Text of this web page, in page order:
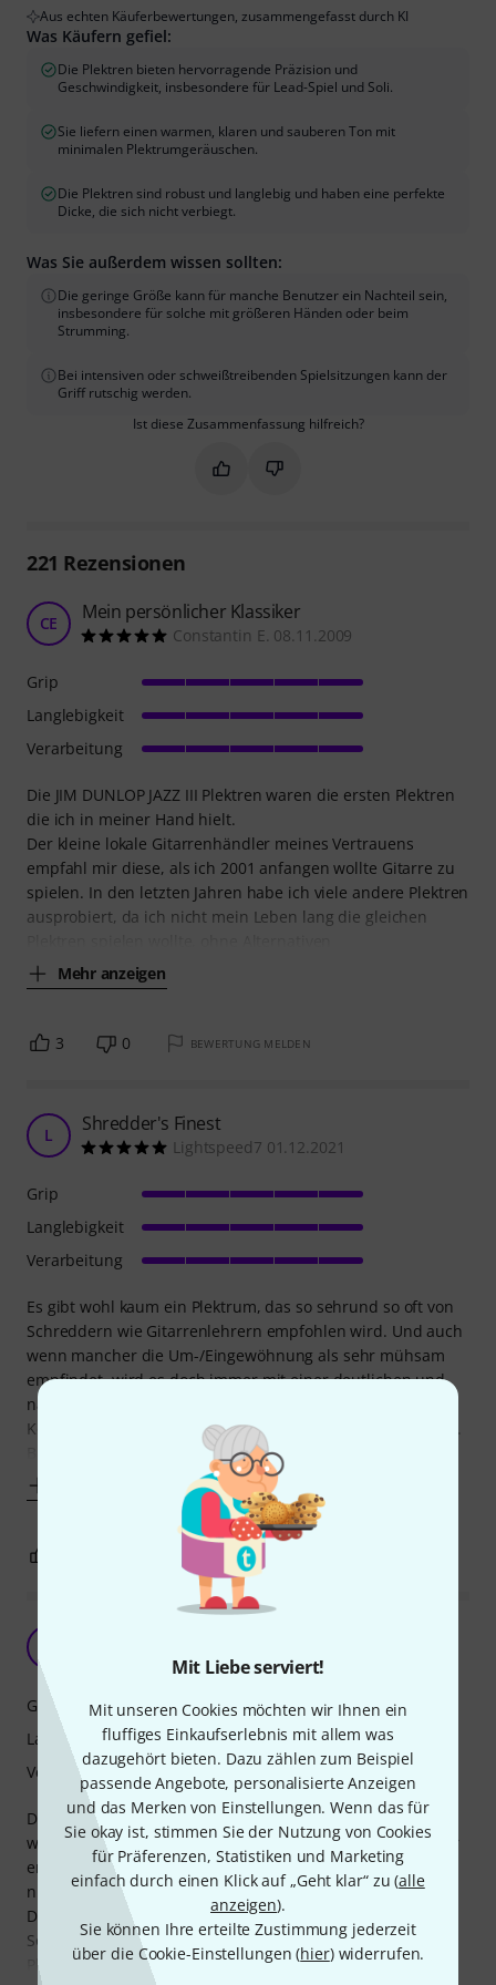
Mit Liebe serviert!
Mit unseren Cookies möchten wir Ihnen ein
fluffiges Einkaufserlebnis mit allem was
dazugehört bieten. Dazu zählen zum Beispiel
passende Angebote, personalisierte Anzeigen
und das Merken von Einstellungen. Wenn das für
Sie okay ist, stimmen Sie der Nutzung von Cookies
für Präferenzen, Statistiken und Marketing
einfach durch einen Klick auf „Geht klar“ zu (alle
anzeigen).
Sie können Ihre erteilte Zustimmung jederzeit
über die Cookie-Einstellungen (hier) widerrufen.
Aus echten Käuferbewertungen, zusammengefasst durch KI
Was Käufern gefiel:
Die Plektren bieten hervorragende Präzision und
Geschwindigkeit, insbesondere für Lead-Spiel und Soli.
Sie liefern einen warmen, klaren und sauberen Ton mit
minimalen Plektrumgeräuschen.
Die Plektren sind robust und langlebig und haben eine perfekte
Dicke, die sich nicht verbiegt.
Was Sie außerdem wissen sollten:
Die geringe Größe kann für manche Benutzer ein Nachteil sein,
insbesondere für solche mit größeren Händen oder beim
Strumming.
Bei intensiven oder schweißtreibenden Spielsitzungen kann der
Griff rutschig werden.
Ist diese Zusammenfassung hilfreich?
Markieren Sie diese
Markieren Sie diese
221 Rezensionen
CE Mein persönlicher Klassiker
Constantin E. 08.11.2009
Die JIM DUNLOP JAZZ III Plektren waren die ersten Plektren
die ich in meiner Hand hielt.
Der kleine lokale Gitarrenhändler meines Vertrauens
empfahl mir diese, als ich 2001 anfangen wollte Gitarre zu
spielen. In den letzten Jahren habe ich viele andere Plektren
ausprobiert, da ich nicht mein Leben lang die gleichen
Mehr anzeigen
Grip
Langlebigkeit
Verarbeitung
3 0 BEWERTUNG MELDEN
L Shredder's Finest
Lightspeed7 01.12.2021
Es gibt wohl kaum ein Plektrum, das so sehrund so oft von
Schreddern wie Gitarrenlehrern empfohlen wird. Und auch
wenn mancher die Um-/Eingewöhnung als sehr mühsam
empfindet, wird es doch immer mit einer deutlichen und
nachhaltigen Verbesserung der Spieltechnik (Anschlag,
Koordination zwischen rechter und linker Hand,...) belohnt.
Bin vor vielen Jahren darauf
Grip
Langlebigkeit
Verarbeitung
BEWERTUNG MELDEN
OkeemoG 15.05.2026
Das Dunlop Jazz III Red ist nicht umsonst so beliebt – auch
wenn es am Anfang echt winzig wirkt. Wenn man sich aber
erst mal an die Größe gewöhnt hat, will man meistens
nichts anderes mehr für die E-Gitarre.
Das wirklich Coole an dem roten Nylon-Material ist der
Sound: Man hört beim Anschlagen erstaunlich wenig vom
Plektrum selbst. Während andere harte Plektren
Grip
Langlebigkeit
Verarbeitung